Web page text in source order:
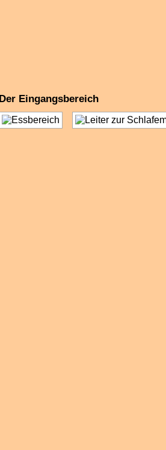
Der Eingangsbereich